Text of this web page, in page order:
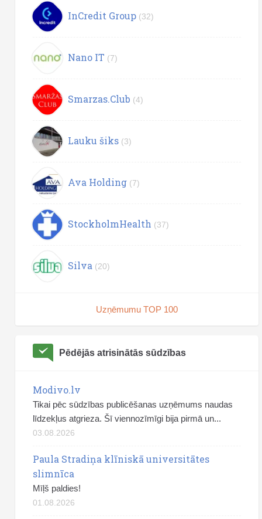
InCredit Group (32)
Nano IT (7)
Smarzas.Club (4)
Lauku šiks (3)
Ava Holding (7)
StockholmHealth (37)
Silva (20)
Uzņēmumu TOP 100
Pēdējās atrisinātās sūdzības
Modivo.lv
Tikai pēc sūdzības publicēšanas uzņēmums naudas
līdzekļus atgrieza. Šī viennozīmīgi bija pirmā un...
03.08.2026
Paula Stradiņa klīniskā universitātes
slimnīca
Mīļš paldies!
01.08.2026